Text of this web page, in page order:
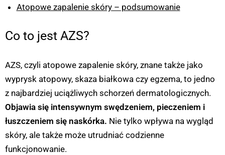
Atopowe zapalenie skóry – podsumowanie
Co to jest AZS?
AZS, czyli atopowe zapalenie skóry, znane także jako
wyprysk atopowy, skaza białkowa czy egzema, to jedno
z najbardziej uciążliwych schorzeń dermatologicznych.
Objawia się intensywnym swędzeniem, pieczeniem i
łuszczeniem się naskórka. Nie tylko wpływa na wygląd
skóry, ale także może utrudniać codzienne
funkcjonowanie.